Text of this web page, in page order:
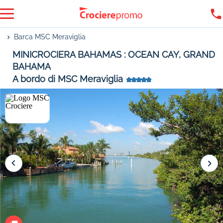
Barca MSC Meraviglia
MINICROCIERA BAHAMAS : OCEAN CAY, GRAND
BAHAMA
A bordo di MSC Meraviglia